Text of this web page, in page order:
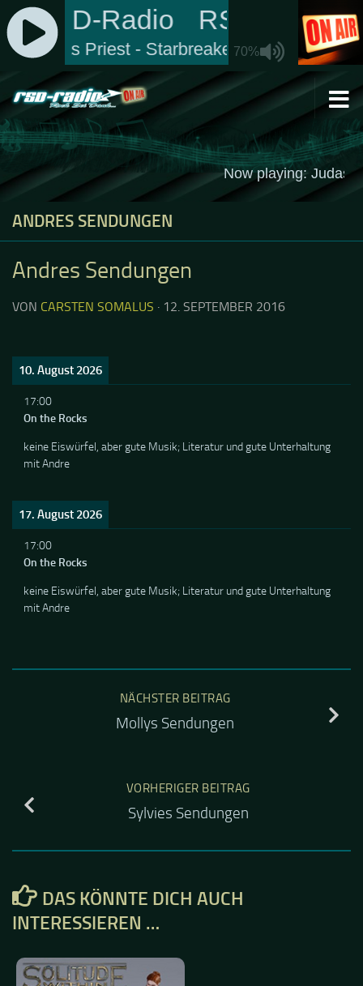
Zum Inhalt springen
ANDRES SENDUNGEN
Andres Sendungen
VON CARSTEN SOMALUS · 12. SEPTEMBER 2016
10. August 2026
17:00
On the Rocks
keine Eiswürfel, aber gute Musik; Literatur und gute Unterhaltung
mit Andre
17. August 2026
17:00
On the Rocks
keine Eiswürfel, aber gute Musik; Literatur und gute Unterhaltung
mit Andre
NÄCHSTER BEITRAG
Mollys Sendungen
VORHERIGER BEITRAG
Sylvies Sendungen
DAS KÖNNTE DICH AUCH
INTERESSIEREN …